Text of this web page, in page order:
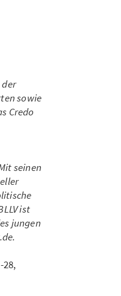
der
sowie
Credo
seinen
ist
jungen
.
28,